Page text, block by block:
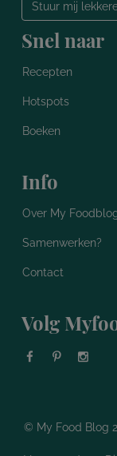
Stuur mij
Snel naar
Recepten
Hotspots
Boeken
Info
Over My
Samenwerken?
Contact
Volg
© My Food Blog